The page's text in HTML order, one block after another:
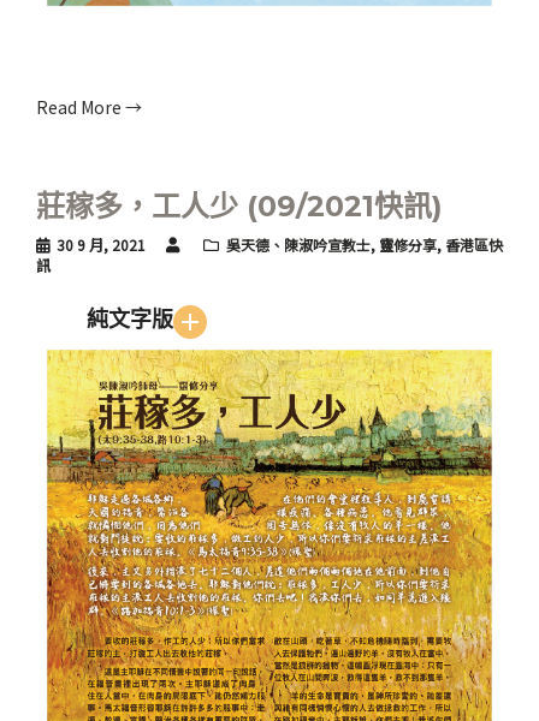
Read More →
莊稼多，工人少 (09/2021快訊)
30 9 月, 2021 吳天德、陳淑吟宣教士, 靈修分享, 香港區快
訊
純文字版